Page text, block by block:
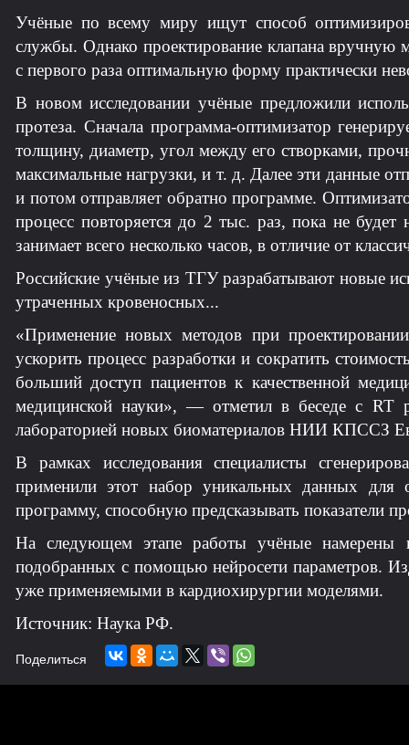
Учёные по всему миру ищут способ
службы. Однако проектирование клапана вручную
с первого раза оптимальную форму практически
В новом исследовании учёные предложили
протеза. Сначала программа-оптимизатор
толщину, диаметр, угол между его створками,
максимальные нагрузки, и т. д. Далее эти данные
и потом отправляет обратно программе.
процесс повторяется до 2 тыс. раз, пока не
занимает всего несколько часов, в отличие от
Российские учёные из ТГУ разрабатывают новые
утраченных кровеносных...
«Применение новых методов при
ускорить процесс разработки и сократить
больший доступ пациентов к качественной
медицинской науки», — отметил в беседе с RT
лабораторией новых биоматериалов НИИ КПССЗ
В рамках исследования специалисты
применили этот набор уникальных данных для
программу, способную предсказывать показатели
На следующем этапе работы учёные намерены
подобранных с помощью нейросети параметров.
уже применяемыми в кардиохирургии моделями.
Источник: Наука РФ.
Поделиться